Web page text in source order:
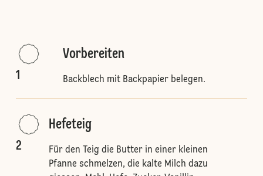
1
Vorbereiten
Backblech mit Backpapier belegen.
2
Hefeteig
Für den Teig die Butter in einer kleinen
Pfanne schmelzen, die kalte Milch dazu